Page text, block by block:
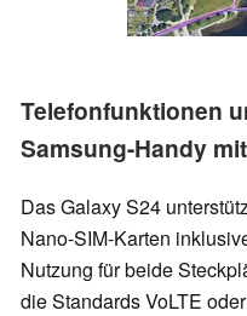
Telefonfunktionen
Samsung-Handy
Das Galaxy S24
Nano-SIM-Karten
Nutzung für beide
die Standards VoLTE